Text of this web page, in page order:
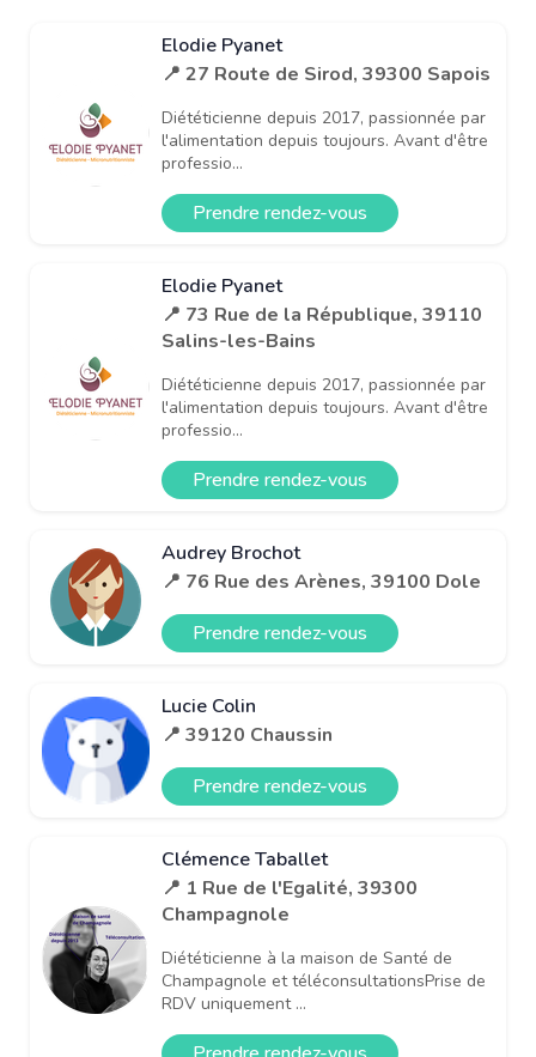
Elodie Pyanet
📍 27 Route de Sirod, 39300 Sapois
Diététicienne depuis 2017, passionnée par
l'alimentation depuis toujours. Avant d'être
professio...
Prendre rendez-vous
Elodie Pyanet
📍 73 Rue de la République, 39110
Salins-les-Bains
Diététicienne depuis 2017, passionnée par
l'alimentation depuis toujours. Avant d'être
professio...
Prendre rendez-vous
Audrey Brochot
📍 76 Rue des Arènes, 39100 Dole
Prendre rendez-vous
Lucie Colin
📍 39120 Chaussin
Prendre rendez-vous
Clémence Taballet
📍 1 Rue de l'Egalité, 39300
Champagnole
Diététicienne à la maison de Santé de
Champagnole et téléconsultationsPrise de
RDV uniquement ...